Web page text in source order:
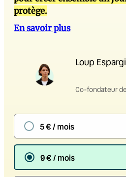
protège.
En savoir plus
Loup
Co-fondateur
5 € / mois
9 € / mois